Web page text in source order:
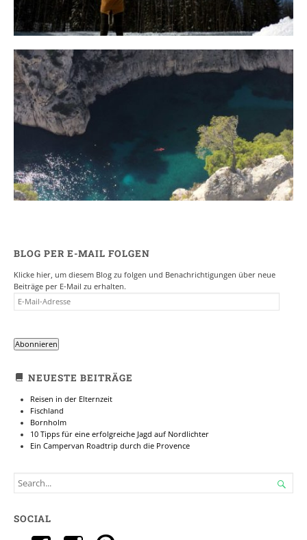
Ein Campervan Roadtrip durch die
BLOG PER E-MAIL FOLGEN
Klicke hier, um diesem Blog zu folgen und Benachrichtigungen über neue
Beiträge per E-Mail zu erhalten.
E-
MAIL-
Abonnieren
NEUESTE BEITRÄGE
Reisen in der Elternzeit
Fischland
Bornholm
10 Tipps für eine erfolgreiche Jagd auf Nordlichter
Ein Campervan Roadtrip durch die Provence
SEARCH
FOR...

SOCIAL